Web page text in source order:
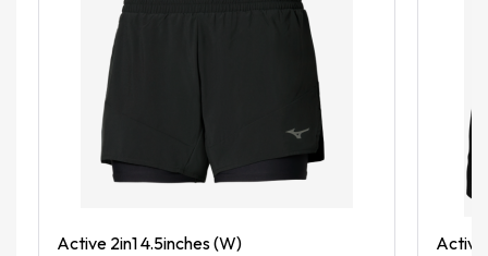
Quick View
Active 2in1 4.5inches (W)
Active